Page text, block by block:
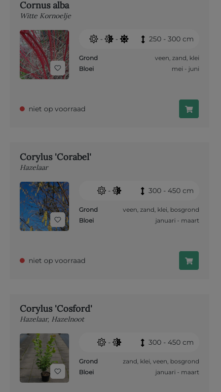
Cornus alba
Witte Kornoelje
- - 250 - 300 cm
Grond veen, zand, klei
Bloei
mei - juni
niet op voorraad
Corylus 'Corabel'
Hazelaar
- 300 - 450 cm
Grond veen, zand, klei, bosgrond
Bloei
januari - maart
niet op voorraad
Corylus 'Cosford'
Hazelaar, Hazelnoot
- 300 - 450 cm
Grond zand, klei, veen, bosgrond
Bloei
januari - maart